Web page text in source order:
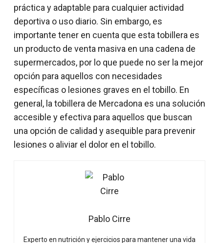
práctica y adaptable para cualquier actividad
deportiva o uso diario. Sin embargo, es
importante tener en cuenta que esta tobillera es
un producto de venta masiva en una cadena de
supermercados, por lo que puede no ser la mejor
opción para aquellos con necesidades
específicas o lesiones graves en el tobillo. En
general, la tobillera de Mercadona es una solución
accesible y efectiva para aquellos que buscan
una opción de calidad y asequible para prevenir
lesiones o aliviar el dolor en el tobillo.
Pablo Cirre
Experto en nutrición y ejercicios para mantener una vida